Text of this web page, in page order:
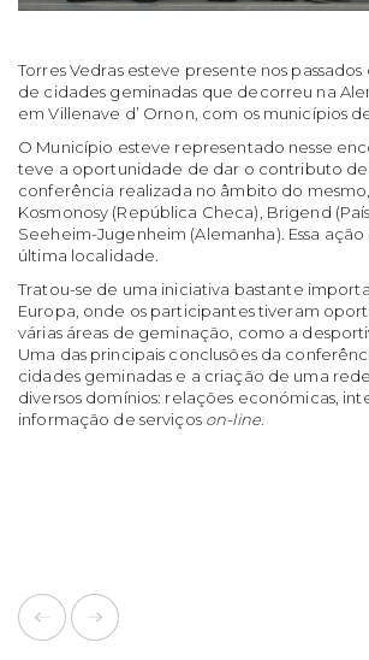
Torres Vedras esteve presente nos
de cidades geminadas que decorreu na
em Villenave d’ Ornon, com os municípios
O Município esteve representado nesse
teve a oportunidade de dar o contributo de
conferência realizada no âmbito do
Kosmonosy (República Checa), Brigend
Seeheim-Jugenheim (Alemanha). Essa
última localidade.
Tratou-se de uma iniciativa bastante
Europa, onde os participantes tiveram
várias áreas de geminação, como a
Uma das principais conclusões da
cidades geminadas e a criação de uma
diversos domínios: relações económicas,
informação de serviços on-line.